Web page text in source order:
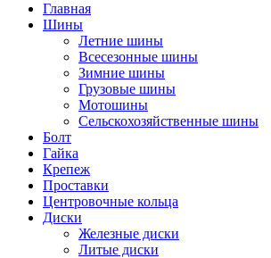
Главная
Шины
Летние шины
Всесезонные шины
Зимние шины
Грузовые шины
Мотошины
Сельскохозяйственные шины
Болт
Гайка
Крепеж
Проставки
Центровочные кольца
Диски
Железные диски
Литые диски